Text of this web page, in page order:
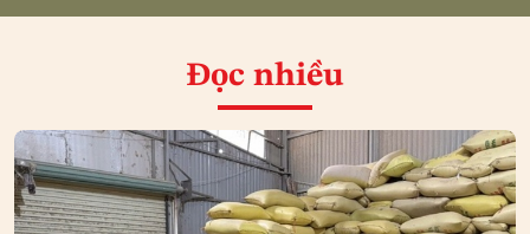
Đọc nhiều